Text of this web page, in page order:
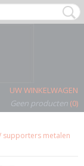
UW WINKELWAGEN
Geen producten (0)
supporters metalen